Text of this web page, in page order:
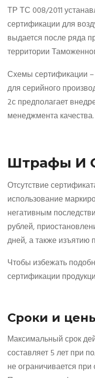
ТР ТС 008/2011
сертификации для
выдается после ряда
территории
Схемы сертификации –
для серийного
2с предполагает
менеджмента качества.
Штрафы И
Отсутствие
использование
негативным
рублей,
дней, а также изъятию
Чтобы избежать
сертификации
Сроки и
Максимальный срок
составляет 5 лет при
не ограничивается